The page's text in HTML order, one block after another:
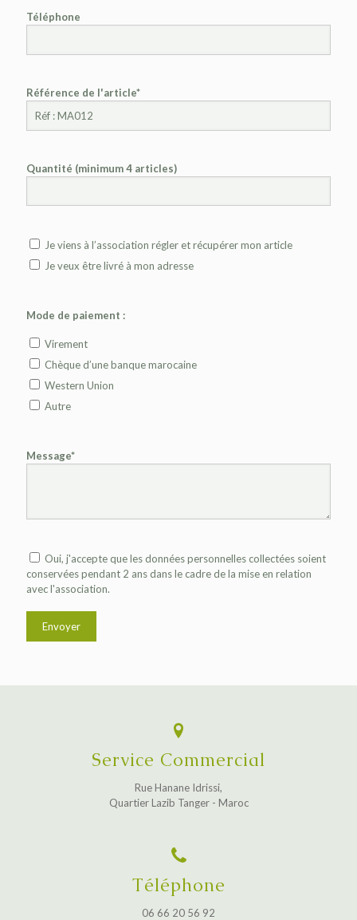
Téléphone
Référence de l'article*
Quantité (minimum 4 articles)
Je viens à l’association régler et récupérer mon article
Je veux être livré à mon adresse
Mode de paiement :
Virement
Chèque d’une banque marocaine
Western Union
Autre
Message*
Oui, j'accepte que les données personnelles collectées soient
conservées pendant 2 ans dans le cadre de la mise en relation
avec l'association.
Service Commercial
Rue Hanane Idrissi,
Quartier Lazib Tanger - Maroc
Téléphone
06 66 20 56 92